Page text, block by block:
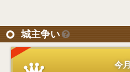
城主争い
今